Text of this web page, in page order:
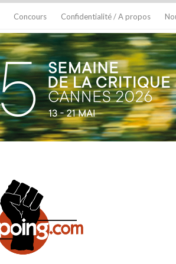
Concours Confidentialité / A propos